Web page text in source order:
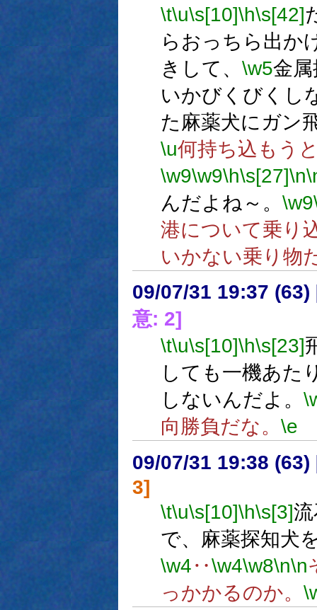
\t\u\s[10]\h\s[42]
らおっちら出か
きして、 \w5金
いかびくびくし
た麻薬犬にガン
\u何持ち込もう
\w9\w9\h\s[27]\n
んだよね～。 \w9
港について乗り
いかない乗り物
09/07/31 19:37 (63)
意: 2]
\t\u\s[10]\h\s[23]
しても一機あた
しないんだよ。
向勝負だな。 \e
09/07/31 19:38 (63)
3]
\t\u\s[10]\h\s[3]
で、麻薬探知犬
\w4‥\w4\w8\n\n
っかかるのか。